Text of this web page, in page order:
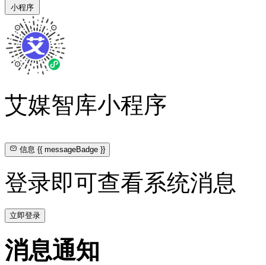
小程序
艾媒智库小程序
信息{{ messageBadge }}
登录即可查看系统消息
立即登录
消息通知